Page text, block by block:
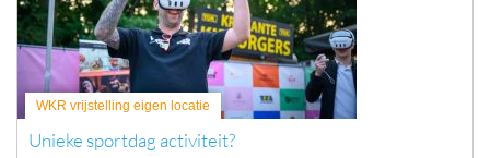
WKR vrijstelling eigen locatie
Unieke sportdag activiteit?